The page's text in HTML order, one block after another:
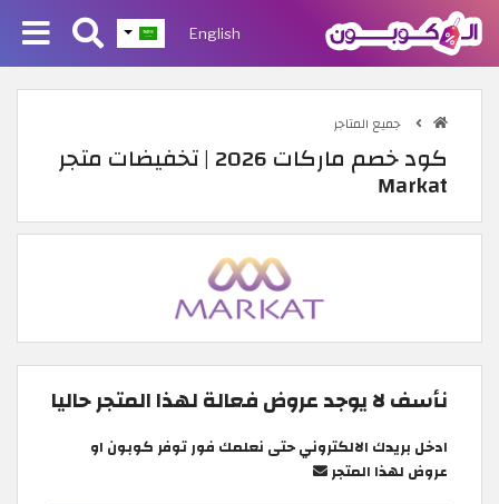
English
جميع المتاجر
كود خصم ماركات 2026 | تخفيضات متجر
Markat
نأسف لا يوجد عروض فعالة لهذا المتجر حاليا
ادخل بريدك الالكتروني حتى نعلمك فور توفر كوبون او
عروض لهذا المتجر